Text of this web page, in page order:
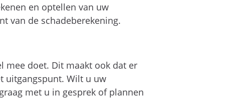
en optellen van uw
van de schadeberekening.
mee doet. Dit maakt ook dat er
uitgangspunt. Wilt u uw
met u in gesprek of plannen